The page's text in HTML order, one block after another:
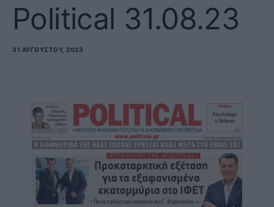
Political 31.08.23
31 ΑΥΓΟΎΣΤΟΥ, 2023